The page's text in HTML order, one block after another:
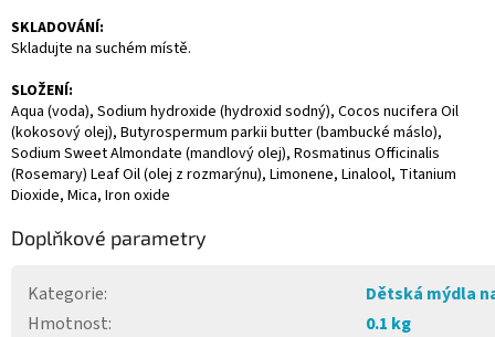
SKLADOVÁNÍ:
Skladujte na suchém místě.
SLOŽENÍ:
Aqua (voda), Sodium hydroxide (hydroxid sodný), Cocos nucifera Oil
(kokosový olej), Butyrospermum parkii butter (bambucké máslo),
Sodium Sweet Almondate (mandlový olej), Rosmatinus Officinalis
(Rosemary) Leaf Oil (olej z rozmarýnu), Limonene, Linalool, Titanium
Dioxide, Mica, Iron oxide
Doplňkové parametry
Kategorie:
Dětská mýdla
Hmotnost:
0.1 kg